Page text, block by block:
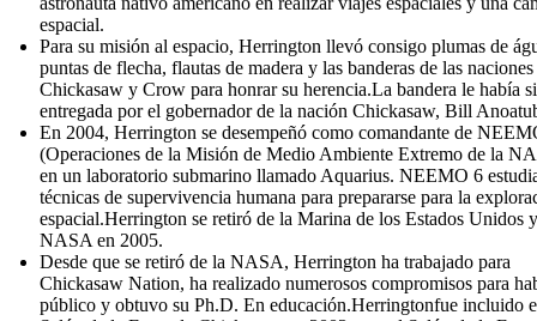
espacial.
Para su misión al espacio, Herrington llevó consigo plumas de
puntas de flecha, flautas de madera y las banderas de las naciones
Chickasaw y Crow para honrar su herencia.La bandera le había
entregada por el gobernador de la nación Chickasaw, Bill
En 2004, Herrington se desempeñó como comandante de
(Operaciones de la Misión de Medio Ambiente Extremo de la
en un laboratorio submarino llamado Aquarius. NEEMO 6
técnicas de supervivencia humana para prepararse para la
espacial.Herrington se retiró de la Marina de los Estados Unidos
NASA en 2005.
Desde que se retiró de la NASA, Herrington ha trabajado para
Chickasaw Nation, ha realizado numerosos compromisos para
público y obtuvo su Ph.D. En educación.Herringtonfue incluido